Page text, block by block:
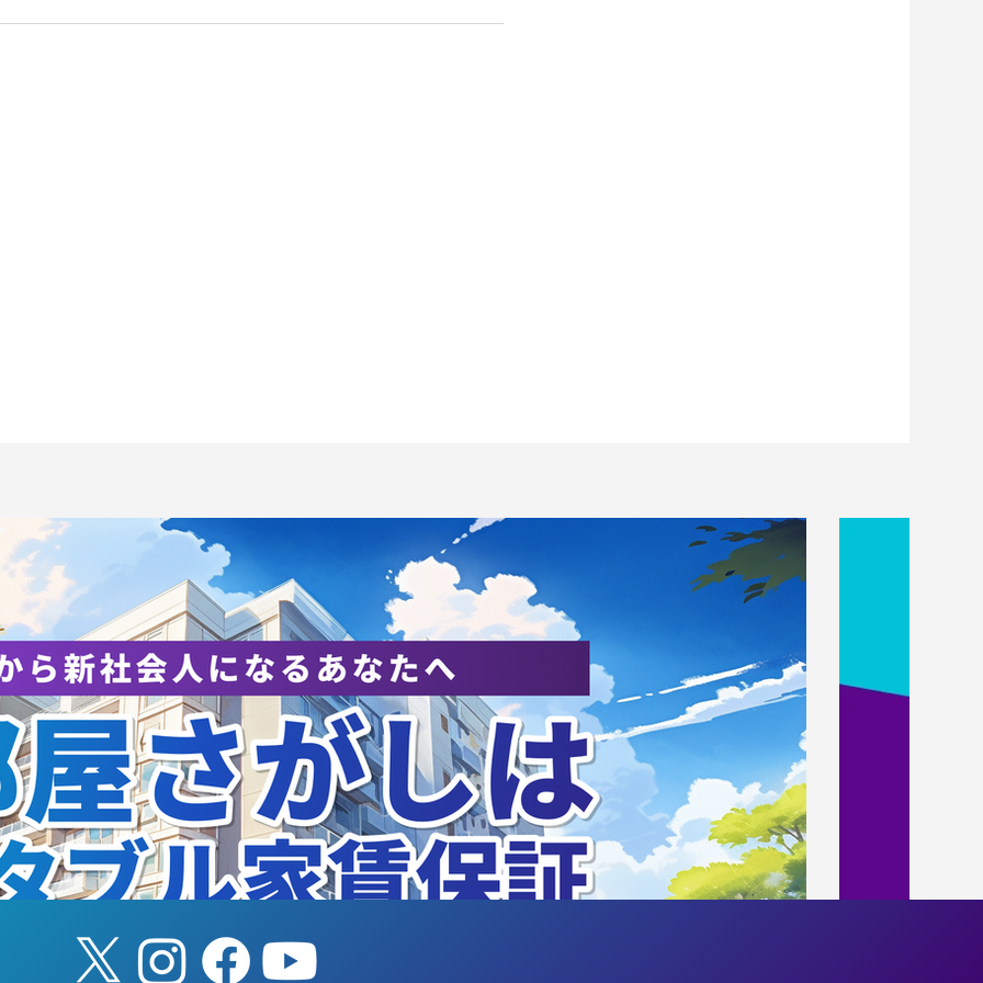
リーグ2週目‼️ 学生リーグ開幕‼️